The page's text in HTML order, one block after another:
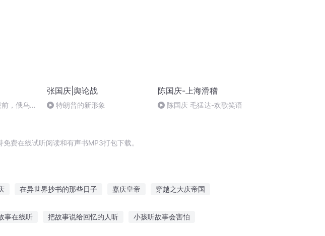
，俄乌冲
张国庆|舆论战
特朗普的新形象
陈国庆-上海滑稽
陈国庆 毛猛达-欢歌笑语
费在线试听阅读和有声书MP3打包下载。
在异世界抄书的那些日子 嘉庆皇帝 穿越之大庆帝国
事在线听 把故事说给回忆的人听 小孩听故事会害怕